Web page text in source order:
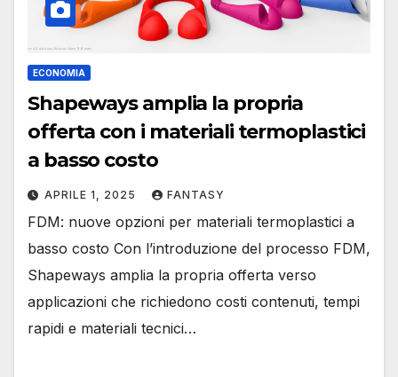
ECONOMIA
Shapeways amplia la propria
offerta con i materiali termoplastici
a basso costo
APRILE 1, 2025 FANTASY
FDM: nuove opzioni per materiali termoplastici a
basso costo Con l’introduzione del processo FDM,
Shapeways amplia la propria offerta verso
applicazioni che richiedono costi contenuti, tempi
rapidi e materiali tecnici…